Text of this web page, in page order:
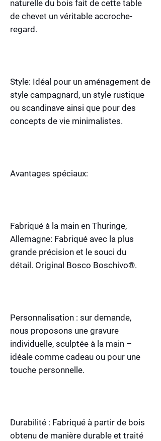
naturelle du bois fait de cette table
de chevet un véritable accroche-
regard.
Style: Idéal pour un aménagement de
style campagnard, un style rustique
ou scandinave ainsi que pour des
concepts de vie minimalistes.
Avantages spéciaux:
Fabriqué à la main en Thuringe,
Allemagne: Fabriqué avec la plus
grande précision et le souci du
détail. Original Bosco Boschivo®.
Personnalisation : sur demande,
nous proposons une gravure
individuelle, sculptée à la main –
idéale comme cadeau ou pour une
touche personnelle.
Durabilité : Fabriqué à partir de bois
obtenu de manière durable et traité